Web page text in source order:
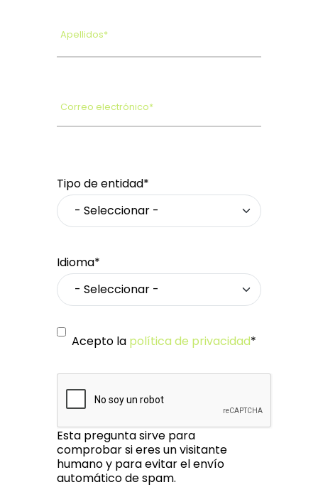
Apellidos*
Correo electrónico*
Tipo de entidad*
Idioma*
Acepto la política de privacidad*
Esta pregunta sirve para
comprobar si eres un visitante
humano y para evitar el envío
automático de spam.